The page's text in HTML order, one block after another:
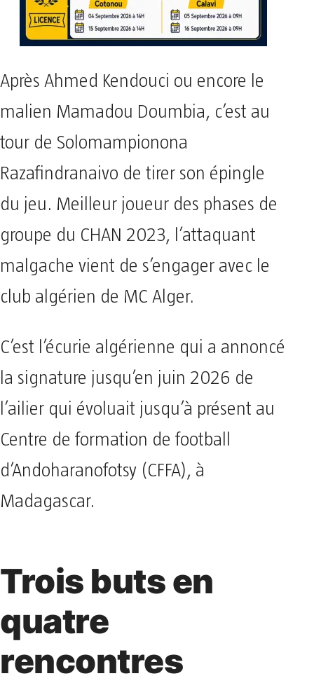
Après Ahmed Kendouci ou encore le
malien Mamadou Doumbia, c’est au
tour de Solomampionona
Razafindranaivo de tirer son épingle
du jeu. Meilleur joueur des phases de
groupe du CHAN 2023, l’attaquant
malgache vient de s’engager avec le
club algérien de MC Alger.
C’est l’écurie algérienne qui a annoncé
la signature jusqu’en juin 2026 de
l’ailier qui évoluait jusqu’à présent au
Centre de formation de football
d’Andoharanofotsy (CFFA), à
Madagascar.
Trois buts en
quatre
rencontres